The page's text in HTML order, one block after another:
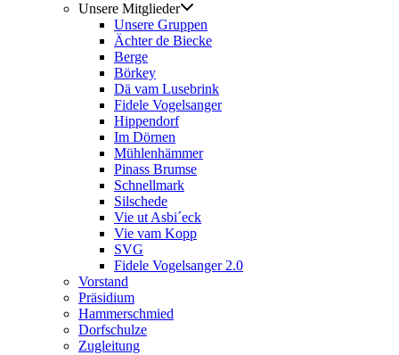
Unsere Mitglieder
Unsere Gruppen
Ächter de Biecke
Berge
Börkey
Dä vam Lusebrink
Fidele Vogelsanger
Hippendorf
Im Dörnen
Mühlenhämmer
Pinass Brumse
Schnellmark
Silschede
Vie ut Asbi´eck
Vie vam Kopp
SVG
Fidele Vogelsanger 2.0
Vorstand
Präsidium
Hammerschmied
Dorfschulze
Zugleitung